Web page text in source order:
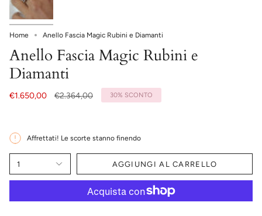
Home Anello Fascia Magic Rubini e Diamanti
Anello Fascia Magic Rubini e
Diamanti
€1.650,00
Prezzo
€2.364,00 30% SCONTO
Affrettati! Le scorte stanno finendo
1 AGGIUNGI AL CARRELLO